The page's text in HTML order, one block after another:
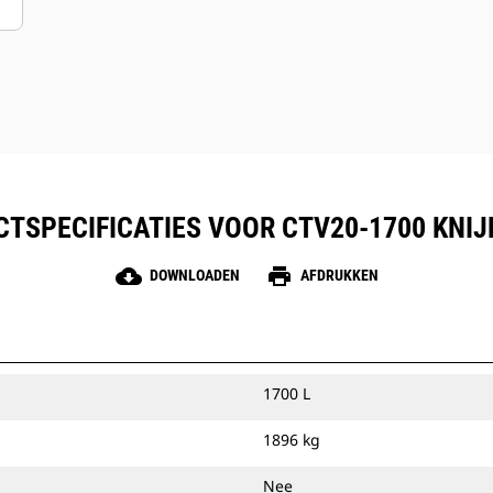
VOOR CTV20-1700
cloud_download DOWNLOADEN print AFDRUKKEN
1700 L
1896 kg
Nee